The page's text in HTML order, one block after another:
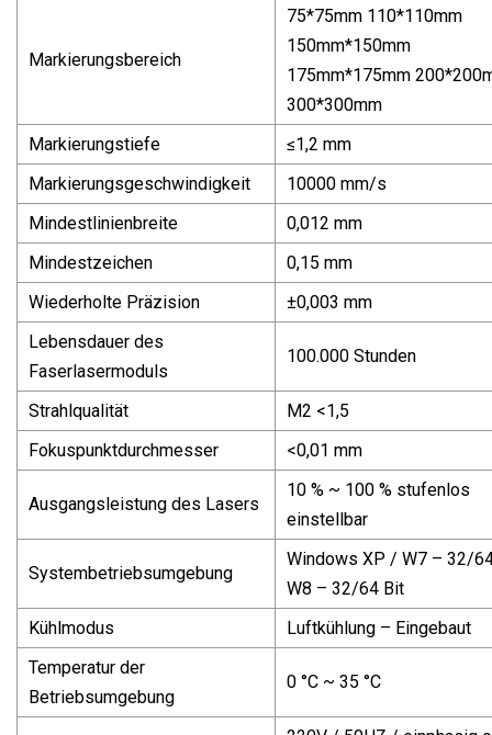
Markierungsbereich
75*75mm 110*110mm
150mm*150mm
175mm*175mm
300*300mm
Markierungstiefe
≤1,2 mm
Markierungsgeschwindigkeit
10000 mm/s
Mindestlinienbreite
0,012 mm
Mindestzeichen
0,15 mm
Wiederholte Präzision
±0,003 mm
Lebensdauer des
Faserlasermoduls
100.000 Stunden
Strahlqualität
M2 <1,5
Fokuspunktdurchmesser
<0,01 mm
Ausgangsleistung des Lasers
10 % ~ 100 % stufenlos
einstellbar
Systembetriebsumgebung
Windows XP / W7 – 32/
W8 – 32/64 Bit
Kühlmodus
Luftkühlung – Eingebaut
Temperatur der
Betriebsumgebung
0 °C ~ 35 °C